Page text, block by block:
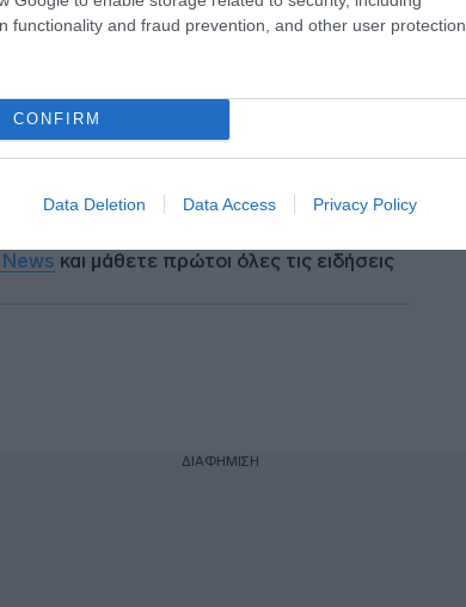
functionality and fraud prevention, and other user protection.
CONFIRM
Data Deletion Data Access Privacy Policy
και τη ΔΥΠΑ έως τις 14
αξιοποίηση δεδομένων υγείας
και μάθετε πρώτοι όλες τις ειδήσεις
ΔΙΑΦΗΜΙΣΗ